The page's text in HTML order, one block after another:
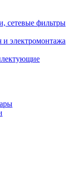
сетевые фильтры
и электромонтажа